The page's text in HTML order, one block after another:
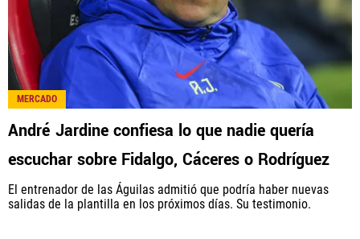
MERCADO
André Jardine confiesa lo que nadie quería
escuchar sobre Fidalgo, Cáceres o Rodríguez
El entrenador de las Águilas admitió que podría haber nuevas
salidas de la plantilla en los próximos días. Su testimonio.